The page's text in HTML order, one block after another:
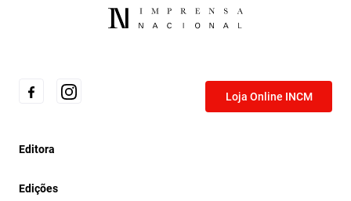
Loja Online INCM
Editora
Edições